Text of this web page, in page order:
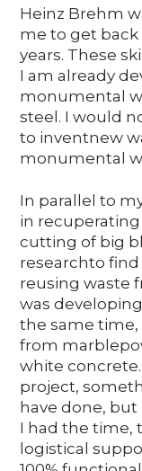
Heinz Brehm
me to get
years. These
I am already
monumental
steel. I would
to inventnew
monumental
In parallel to
in
cutting of big
researchto
reusing waste
was
the same
from
white
project,
have done,
I had the time,
logistical